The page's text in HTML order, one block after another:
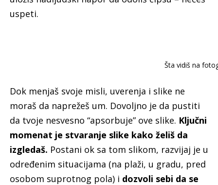
uspeti.
Šta vidiš na
Dok menjaš svoje misli, uverenja i slike ne
moraš da naprežeš um. Dovoljno je da pustiti
da tvoje nesvesno “apsorbuje” ove slike. Ključni
momenat je stvaranje slike kako želiš da
izgledaš. Postani ok sa tom slikom, razvijaj je u
određenim situacijama (na plaži, u gradu, pred
osobom suprotnog pola) i dozvoli sebi da se